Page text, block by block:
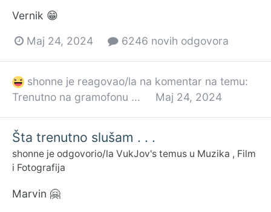
Vernik 😁
Maj 24, 2024 6246 novih odgovora
shonne je reagovao/la na komentar na temu:
Trenutno na gramofonu ...
Maj 24, 2024
Šta trenutno slušam . . .
shonne je odgovorio/la VukJov's temus u Muzika , Film
i Fotografija
Marvin 🤗